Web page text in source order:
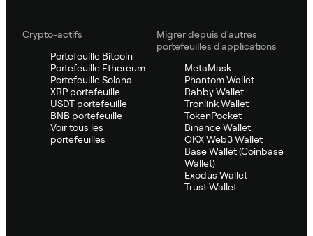
Crypto-actifs
Portefeuille Bitcoin
Portefeuille Ethereum
Portefeuille Solana
XRP portefeuille
USDT portefeuille
BNB portefeuille
Voir tous les
portefeuilles
Migrer depuis d'autres
portefeuilles d'applications
MetaMask
Phantom Wallet
Rabby Wallet
Tronlink Wallet
TokenPocket
Binance Wallet
OKX Web3 Wallet
Base Wallet (Coinbase
Wallet)
Exodus Wallet
Trust Wallet